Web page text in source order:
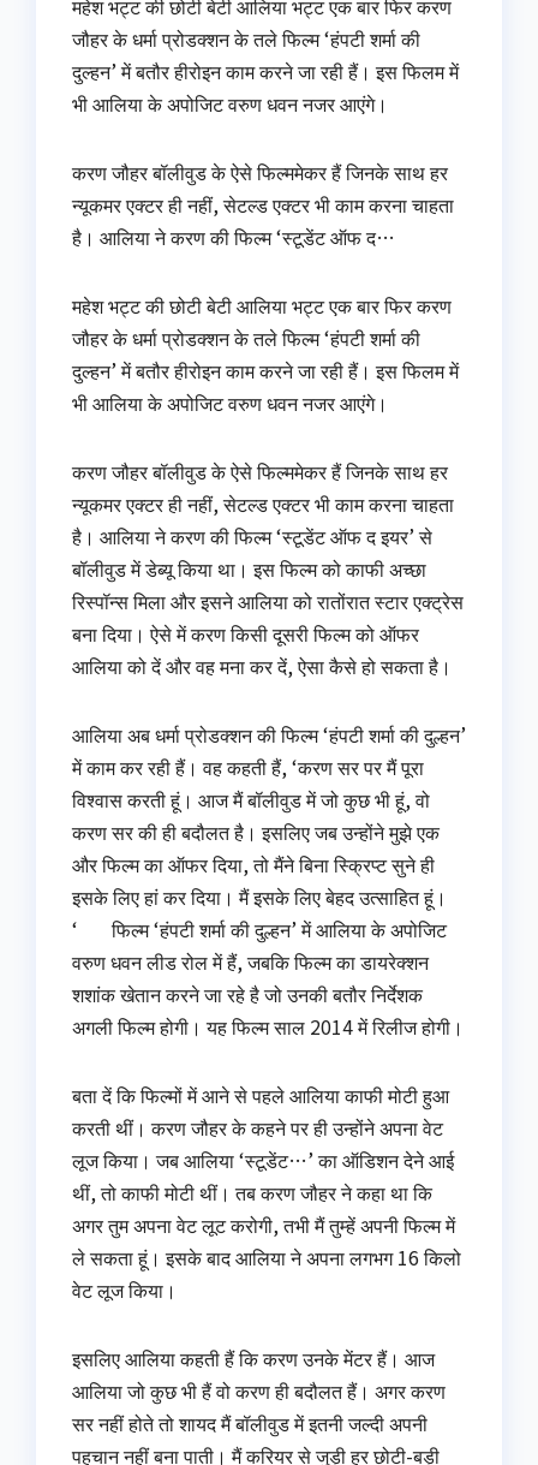
महेश भट्ट की छोटी बेटी आलिया भट्ट एक बार फिर करण
जौहर के धर्मा प्रोडक्‍शन के तले फिल्‍म ‘हंपटी शर्मा की
दुल्‍हन’ में बतौर हीरोइन काम करने जा रही हैं। इस फिलम में
भी आलिया के अपोजिट वरुण धवन नजर आएंगे।
करण जौहर बॉलीवुड के ऐसे फिल्‍ममेकर हैं जिनके साथ हर
न्‍यूकमर एक्‍टर ही नहीं, सेटल्‍ड एक्‍टर भी काम करना चाहता
है। आलिया ने करण की फिल्म ‘स्टूडेंट ऑफ द…
महेश भट्ट की छोटी बेटी आलिया भट्ट एक बार फिर करण
जौहर के धर्मा प्रोडक्‍शन के तले फिल्‍म ‘हंपटी शर्मा की
दुल्‍हन’ में बतौर हीरोइन काम करने जा रही हैं। इस फिलम में
भी आलिया के अपोजिट वरुण धवन नजर आएंगे।
करण जौहर बॉलीवुड के ऐसे फिल्‍ममेकर हैं जिनके साथ हर
न्‍यूकमर एक्‍टर ही नहीं, सेटल्‍ड एक्‍टर भी काम करना चाहता
है। आलिया ने करण की फिल्म ‘स्टूडेंट ऑफ द इयर’ से
बॉलीवुड में डेब्‍यू किया था। इस फिल्‍म को काफी अच्‍छा
रिस्‍पॉन्‍स मिला और इसने आलिया को रातोंरात स्‍टार एक्‍ट्रेस
बना दिया। ऐसे में करण किसी दूसरी फिल्‍म को ऑफर
आलिया को दें और वह मना कर दें, ऐसा कैसे हो सकता है।
आलिया अब धर्मा प्रोडक्‍शन की फिल्‍म ‘हंपटी शर्मा की दुल्हन’
में काम कर रही हैं। वह कहती हैं, ‘करण सर पर मैं पूरा
विश्‍वास करती हूं। आज मैं बॉलीवुड में जो कुछ भी हूं, वो
करण सर की ही बदौलत है। इसलिए जब उन्‍होंने मुझे एक
और फिल्‍म का ऑफर दिया, तो मैंने बिना स्क्रिप्‍ट सुने ही
इसके लिए हां कर दिया। मैं इसके लिए बेहद उत्साहित हूं।
‘ फिल्म ‘हंपटी शर्मा की दुल्हन’ में आलिया के अपोजिट
वरुण धवन लीड रोल में हैं, जबकि फिल्म का डायरेक्‍शन
शशांक खेतान करने जा रहे है जो उनकी बतौर निर्देशक
अगली फिल्म होगी। यह फिल्म साल 2014 में रिलीज होगी।
बता दें कि फिल्‍मों में आने से पहले आलिया काफी मोटी हुआ
करती थीं। करण जौहर के कहने पर ही उन्‍होंने अपना वेट
लूज किया। जब आलिया ‘स्‍टूडेंट…’ का ऑडिशन देने आई
थीं, तो काफी मोटी थीं। तब करण जौहर ने कहा था कि
अगर तुम अपना वेट लूट करोगी, तभी मैं तुम्‍हें अपनी फिल्‍म में
ले सकता हूं। इसके बाद आलिया ने अपना लगभग 16 किलो
वेट लूज किया।
इसलिए आलिया कहती हैं कि करण उनके मेंटर हैं। आज
आलिया जो कुछ भी हैं वो करण ही बदौलत हैं। अगर करण
सर नहीं होते तो शायद मैं बॉलीवुड में इतनी जल्‍दी अपनी
पहचान नहीं बना पाती। मैं करियर से जुड़ी हर छोटी-बड़ी